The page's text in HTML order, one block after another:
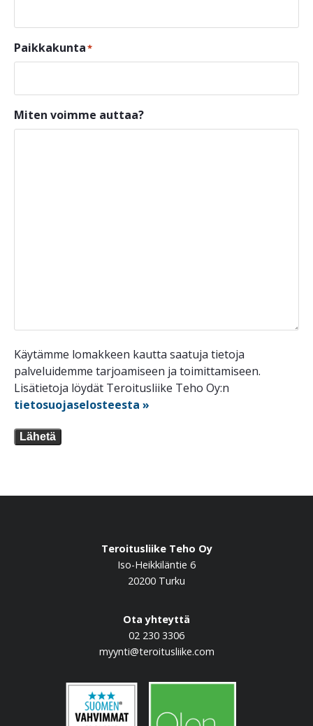
Paikkakunta*
Miten voimme auttaa?
Käytämme lomakkeen kautta saatuja tietoja
palveluidemme tarjoamiseen ja toimittamiseen.
Lisätietoja löydät Teroitusliike Teho Oy:n
tietosuojaselosteesta »
Lähetä
Teroitusliike Teho Oy
Iso-Heikkiläntie 6
20200 Turku
Ota yhteyttä
02 230 3306
myynti@teroitusliike.com